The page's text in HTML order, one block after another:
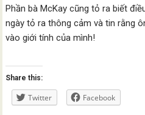
Phần bà McKay cũng tỏ ra biết
ngày tỏ ra thông cảm và tin rằng
vào giới tính của mình!
Share this:
Twitter Facebook